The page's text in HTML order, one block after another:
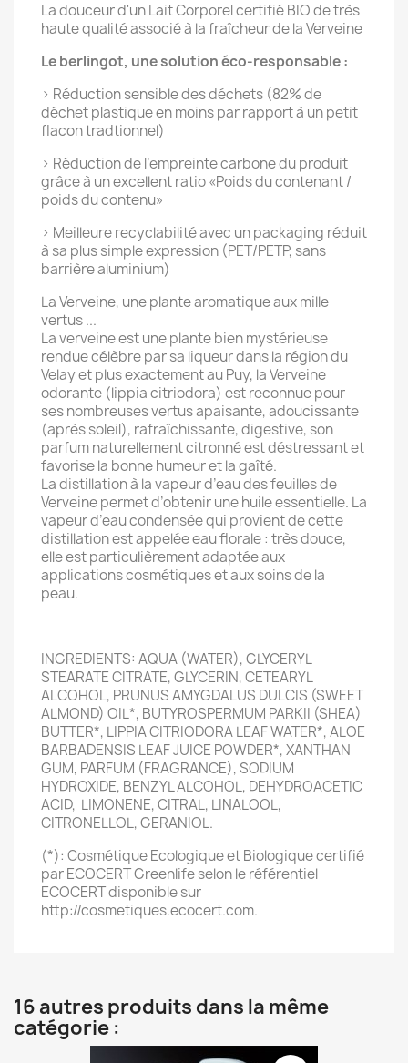
La douceur d'un Lait Corporel certifié BIO de très
haute qualité associé à la fraîcheur de la Verveine
Le berlingot, une solution éco-responsable :
> Réduction sensible des déchets (82% de
déchet plastique en moins par rapport à un petit
flacon tradtionnel)
> Réduction de l’empreinte carbone du produit
grâce à un excellent ratio «Poids du contenant /
poids du contenu»
> Meilleure recyclabilité avec un packaging réduit
à sa plus simple expression (PET/PETP, sans
barrière aluminium)
La Verveine, une plante aromatique aux mille
vertus ...
La verveine est une plante bien mystérieuse
rendue célèbre par sa liqueur dans la région du
Velay et plus exactement au Puy, la Verveine
odorante (lippia citriodora) est reconnue pour
ses nombreuses vertus apaisante, adoucissante
(après soleil), rafraîchissante, digestive, son
parfum naturellement citronné est déstressant et
favorise la bonne humeur et la gaîté.
La distillation à la vapeur d’eau des feuilles de
Verveine permet d’obtenir une huile essentielle. La
vapeur d’eau condensée qui provient de cette
distillation est appelée eau florale : très douce,
elle est particulièrement adaptée aux
applications cosmétiques et aux soins de la
peau.
INGREDIENTS: AQUA (WATER), GLYCERYL
STEARATE CITRATE, GLYCERIN, CETEARYL
ALCOHOL, PRUNUS AMYGDALUS DULCIS (SWEET
ALMOND) OIL*, BUTYROSPERMUM PARKII (SHEA)
BUTTER*, LIPPIA CITRIODORA LEAF WATER*, ALOE
BARBADENSIS LEAF JUICE POWDER*, XANTHAN
GUM, PARFUM (FRAGRANCE), SODIUM
HYDROXIDE, BENZYL ALCOHOL, DEHYDROACETIC
ACID, LIMONENE, CITRAL, LINALOOL,
CITRONELLOL, GERANIOL.
(*): Cosmétique Ecologique et Biologique certifié
par ECOCERT Greenlife selon le référentiel
ECOCERT disponible sur
http://cosmetiques.ecocert.com.
16 autres produits dans la même
catégorie :